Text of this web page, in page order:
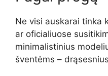
Ne visi auskarai tinka
ar oficialiuose
minimalistinius
šventėms –